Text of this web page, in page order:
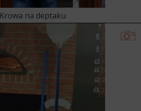
Krowa na deptaku